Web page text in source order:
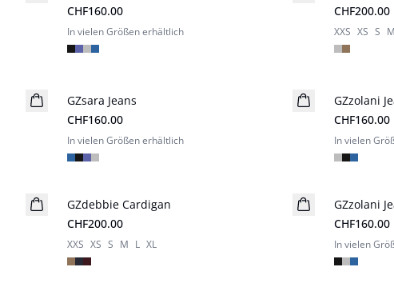
CHF160.00
In vielen Größen erhältlich
CHF200.00
XXS XS S M
Neuheiten
GZsara Jeans
CHF160.00
In vielen Größen erhältlich
Neuheiten
GZzolani
CHF160.00
In vielen
Neuheiten
GZdebbie Cardigan
CHF200.00
XXS XS S M L XL
Neuheiten
GZzolani
CHF160.00
In vielen